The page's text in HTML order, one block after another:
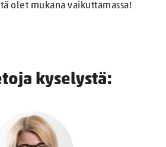
olet mukana vaikuttamassa!
kyselystä: